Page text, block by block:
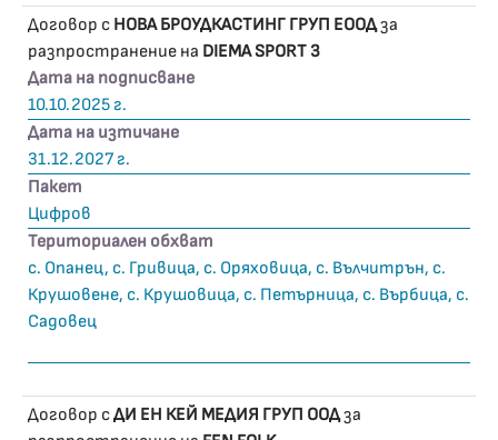
Договор с НОВА БРОУДКАСТИНГ ГРУП ЕООДза
разпространение на DIEMA SPORT 3
Дата на подписване
10.10.2025 г.
Дата на изтичане
31.12.2027 г.
Пакет
Цифров
Териториален обхват
с. Опанец, с. Гривица, с. Оряховица, с. Вълчитрън, с.
Крушовене, с. Крушовица, с. Петърница, с. Върбица, с.
Садовец
Договор сДИ ЕН КЕЙ МЕДИЯ ГРУП ООДза